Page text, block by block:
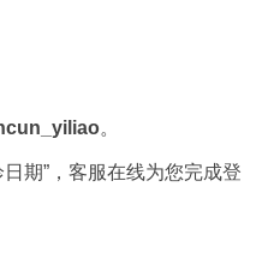
。
期”，客服在线为您完成登